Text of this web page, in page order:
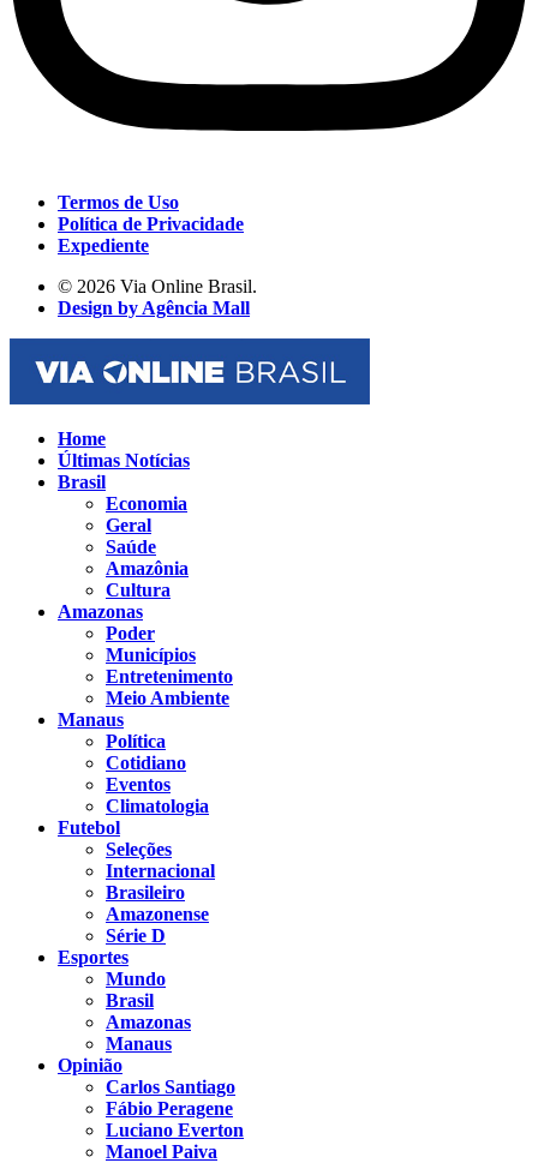
Termos de Uso
Política de Privacidade
Expediente
© 2026 Via Online Brasil.
Design by Agência Mall
Home
Últimas Notícias
Brasil
Economia
Geral
Saúde
Amazônia
Cultura
Amazonas
Poder
Municípios
Entretenimento
Meio Ambiente
Manaus
Política
Cotidiano
Eventos
Climatologia
Futebol
Seleções
Internacional
Brasileiro
Amazonense
Série D
Esportes
Mundo
Brasil
Amazonas
Manaus
Opinião
Carlos Santiago
Fábio Peragene
Luciano Everton
Manoel Paiva